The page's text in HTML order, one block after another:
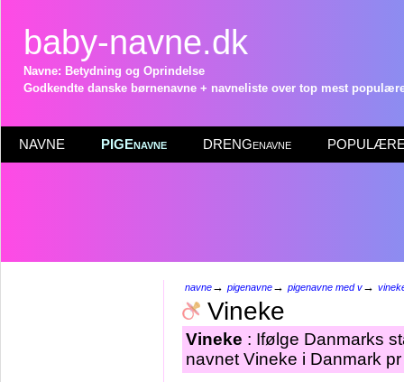
baby-navne.dk
Navne: Betydning og Oprindelse
Godkendte danske børnenavne + navneliste over top mest
NAVNE PIGEnavne DRENGenavne POPULÆRE
navne→ pigenavne→ pigenavne med v→
Vineke
Vineke : Ifølge Danmarks
navnet Vineke i Danmark